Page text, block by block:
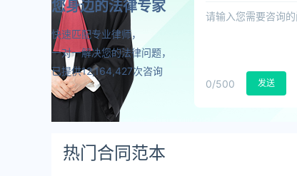
您身边的法律专家
快速匹配专业律师，
一对一解决您的法律问题，
已提供12,164,427次咨询
0/500 发送
热门合同范本